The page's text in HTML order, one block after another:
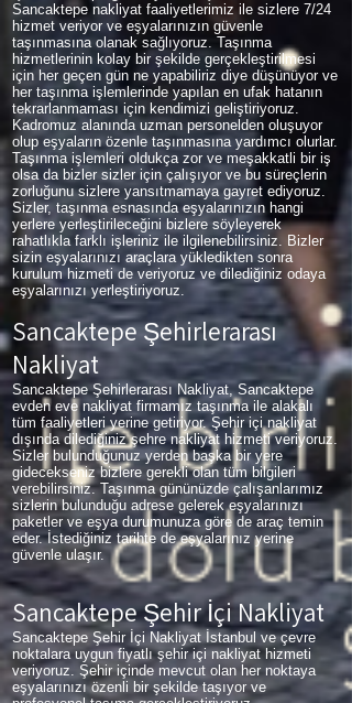
Sancaktepe nakliyat faaliyetlerimiz ile sizlere 7/24
hizmet veriyor ve eşyalarınızın güvenle
taşınmasına olanak sağlıyoruz. Taşınma
hizmetlerinin kolay bir şekilde gerçekleştirilmesi
için her geçen gün ne yapabiliriz diye düşünüyor ve
her taşınma işlemlerinde yapılan en ufak hatanın
tekrarlanmaması için kendimizi geliştiriyoruz.
Kadromuz alanında uzman personelden oluşuyor
olup eşyaların özenle taşınmasına yardımcı olurlar.
Taşınma işlemleri oldukça zor ve meşakkatli bir iş
olsa da bizler sizler için çalışıyor ve bu süreçlerin
zorluğunu sizlere yansıtmamaya gayret ediyoruz.
Sizler, taşınma esnasında eşyalarınızın hangi
yerlere yerleştirileceğini bizlere söyleyerek
rahatlıkla farklı işleriniz ile ilgilenebilirsiniz. Bizler
sizin eşyalarınızı araçlara yükledikten sonra
kurulum hizmeti de veriyoruz ve dilediğiniz odaya
eşyalarınızı yerleştiriyoruz.
Sancaktepe Şehirlerarası
Nakliyat
Sancaktepe Şehirlerarası Nakliyat, Sancaktepe
evden eve nakliyat firmamız taşınma ile alakalı
tüm faaliyetleri yerine getiriyor. Şehir içi nakliyat
dışında dilediğiniz şehre nakliyat hizmeti veriyoruz.
Sizler bulunduğunuz yerden başka bir yere
gidecekseniz bizlere gerekli olan tüm bilgileri
verebilirsiniz. Taşınma gününüzde çalışanlarımız
sizlerin bulunduğu adrese gelerek eşyalarınızı
paketler ve eşya durumunuza göre de araç temin
eder. İstediğiniz tarihte de eşyalarınız yerine
güvenle ulaşır.
Sancaktepe Şehir İçi Nakliyat
Sancaktepe Şehir İçi Nakliyat İstanbul ve çevre
noktalara uygun fiyatlı şehir içi nakliyat hizmeti
veriyoruz. Şehir içinde mevcut olan her noktaya
eşyalarınızı özenli bir şekilde taşıyor ve